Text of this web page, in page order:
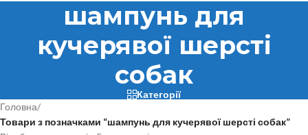
шампунь для
кучерявої шерсті
собак
Категорії
Головна/
Товари з позначками “шампунь для кучерявої шерсті собак”